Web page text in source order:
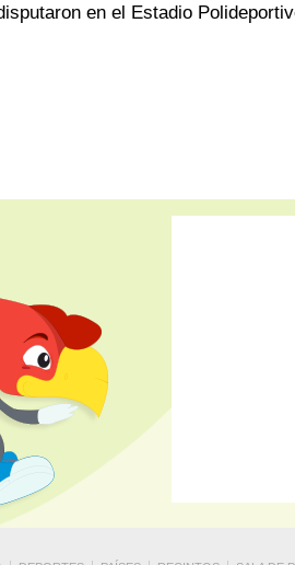
en el Estadio